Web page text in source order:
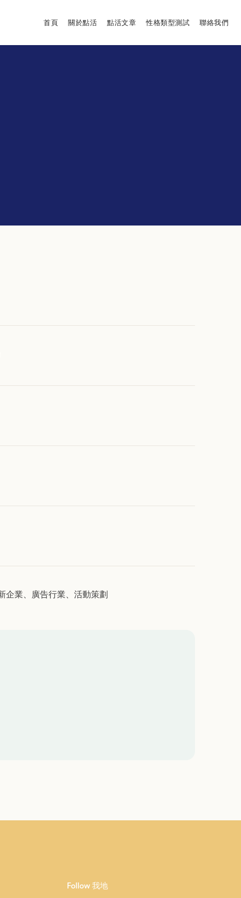
首頁 關於點活 點活文章 性格類型測試 聯絡我們
Follow 我地